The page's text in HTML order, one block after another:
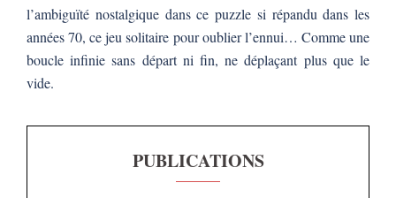
l’ambiguïté nostalgique dans ce puzzle si répandu dans les
années 70, ce jeu solitaire pour oublier l’ennui… Comme une
boucle infinie sans départ ni fin, ne déplaçant plus que le
vide.
PUBLICATIONS